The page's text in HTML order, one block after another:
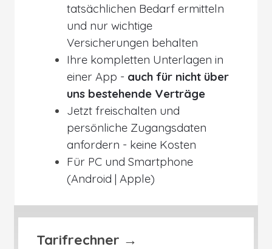
tatsächlichen Bedarf ermitteln
und nur wichtige
Versicherungen behalten
Ihre kompletten Unterlagen in
einer App - auch für nicht über
uns bestehende Verträge
Jetzt freischalten und
persönliche Zugangsdaten
anfordern - keine Kosten
Für PC und Smartphone
(Android | Apple)
Tarifrechner →